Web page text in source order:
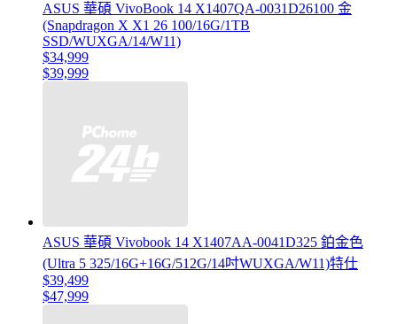
ASUS 華碩 VivoBook 14 X1407QA-0031D26100 金
(Snapdragon X X1 26 100/16G/1TB
SSD/WUXGA/14/W11)
$34,999
$39,999
ASUS 華碩 Vivobook 14 X1407AA-0041D325 鉑金色
(Ultra 5 325/16G+16G/512G/14吋WUXGA/W11)特仕
$39,499
$47,999